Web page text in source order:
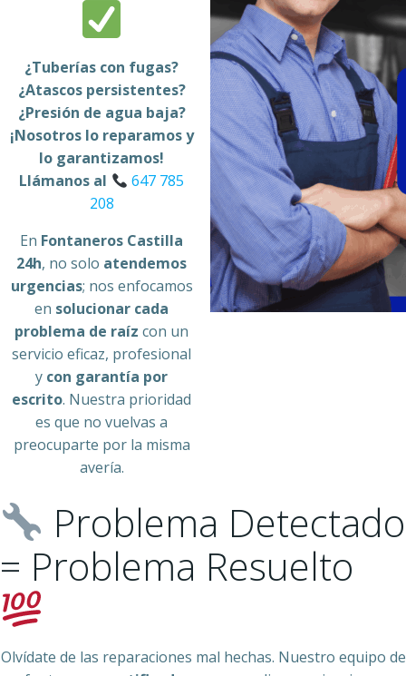
¿Tuberías con fugas?
¿Atascos persistentes?
¿Presión de agua baja?
¡Nosotros lo reparamos y
lo garantizamos!
Llámanos al
647 785
208
En Fontaneros Castilla
24h, no solo atendemos
urgencias; nos enfocamos
en solucionar cada
problema de raíz con un
servicio eficaz, profesional
y con garantía por
escrito. Nuestra prioridad
es que no vuelvas a
preocuparte por la misma
avería.
Problema Detectado
= Problema Resuelto
Olvídate de las reparaciones mal hechas. Nuestro equipo de